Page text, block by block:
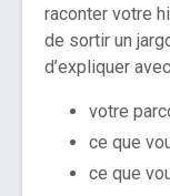
raconter votre
de sortir un
d’expliquer
votre
ce que
ce que